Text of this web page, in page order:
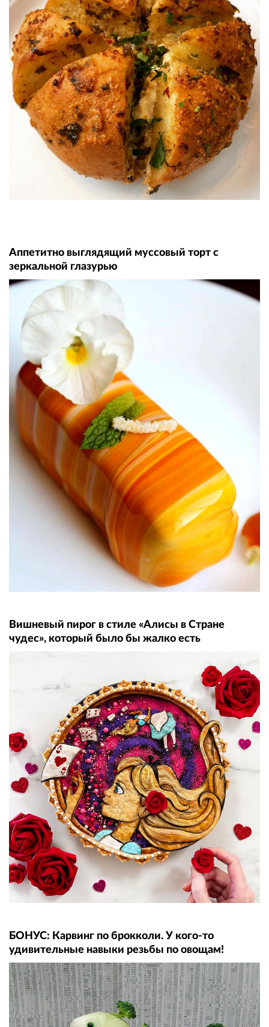
Аппетитно выглядящий муссовый торт с
зеркальной глазурью
Вишневый пирог в стиле «Алисы в Стране
чудес», который было бы жалко есть
БОНУС: Карвинг по брокколи. У кого-то
удивительные навыки резьбы по овощам!